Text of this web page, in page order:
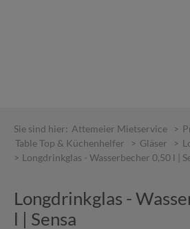
content
Sie sind hier: Attemeier Mietservice >
Table Top & Küchenhelfer
> Gläser >
> Longdrinkglas - Wasserbecher 0,50 l |
Longdrinkglas -
l | Sensa